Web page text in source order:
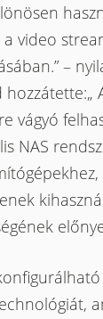
video
–
vágyó
NAS